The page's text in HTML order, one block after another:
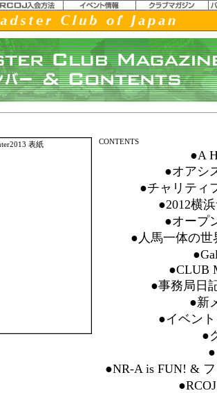
●A
●オアシ
●チャリティ
●2012横
●オープ
●人馬一体の世
●CLUB
●事務局日
●新
●イベン
●
●NR-A is FUN! &